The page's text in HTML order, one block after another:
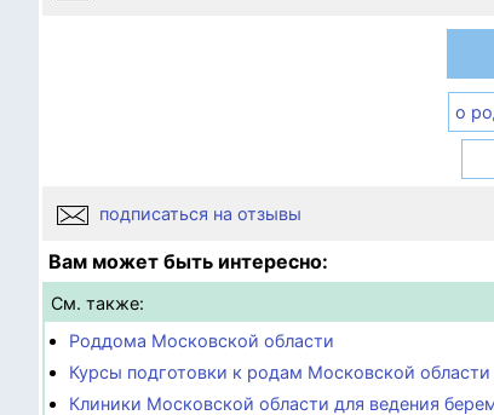
о
подписаться на отзывы
Вам может быть интересно:
См. также:
Роддома Московской области
Курсы подготовки к родам Московской области
Клиники Московской области для ведения